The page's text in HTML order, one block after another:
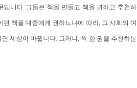
니다. 그들은 책을 만들고 책을 권하고 추천하
책을 대중에게 권하느냐에 따라, 그 사회의 여
세상이 바뀝니다. 그러니, 책 한 권을 추천하는